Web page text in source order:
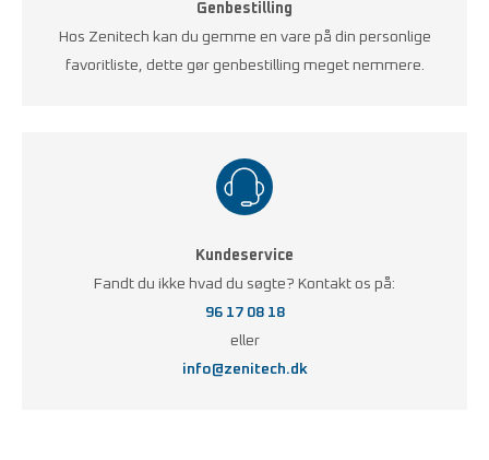
Genbestilling
Hos Zenitech kan du gemme en vare på din personlige
favoritliste, dette gør genbestilling meget nemmere.
Kundeservice
Fandt du ikke hvad du søgte? Kontakt os på:
96 17 08 18
eller
info@zenitech.dk